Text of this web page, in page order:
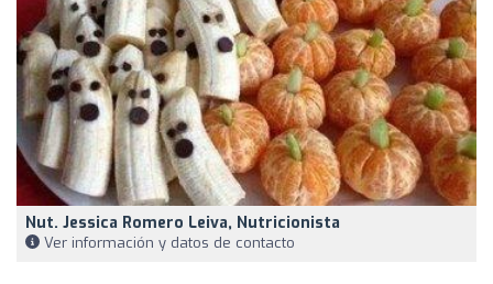
Nut. Jessica Romero Leiva, Nutricionista
Ver información y datos de contacto